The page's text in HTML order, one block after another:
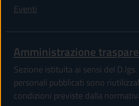
Eventi
Amministrazione
Sezione istituita ai sensi del
personali pubblicati sono
condizioni previste dalla